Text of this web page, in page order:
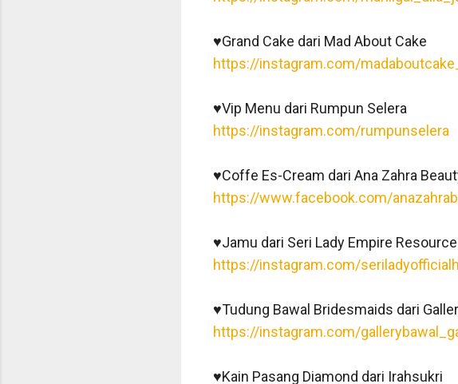
♥️Grand Cake dari Mad About Cake
https://instagram.com/
♥️Vip Menu dari Rumpun Selera
https://instagram.com/rumpunselera
♥️Coffe Es-Cream dari Ana Zahra
https://www.facebook.com/
♥️Jamu dari Seri Lady Empire
https://instagram.com/
♥️Tudung Bawal Bridesmaids dari
https://instagram.com/
♥️Kain Pasang Diamond dari Irahsukri